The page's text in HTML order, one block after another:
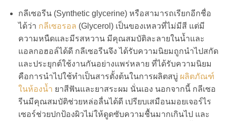
กลีเซอรีน (Synthetic glycerine) หรือสามารถเรียกอีกชื่อ
ได้ว่า กลีเซอรอล (Glycerol) เป็นของเหลวที่ไม่มีสี แต่มี
ความหนืดและมีรสหวาน มีคุณสมบัติละลายในน้ำและ
แอลกอฮอล์ได้ดี กลีเซอรีนจึง ได้รับความนิยมถูกนำไปสกัด
และประยุกต์ใช้งานกันอย่างแพร่หลาย ที่ได้รับความนิยม
คือการนำไปใช้ทำเป็นสารตั้งต้นในการผลิตสบู่ ผลิตภัณฑ์
ในห้องน้ำ ยาสีฟันและยาสระผม นั่นเอง นอกจากนี้ กลีเซอ
รีนมีคุณสมบัติช่วยหล่อลื่นได้ดี เปรียบเสมือนมอยเจอร์ไร
เซอร์ช่วยปกป้องผิวไม่ให้ดูดซับความชื้นมากเกินไป และ